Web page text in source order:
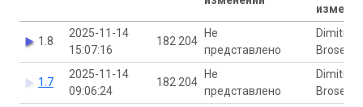
1.8
2025-11-14
15:07:16
182 204
Не
представлено
Dimitri
Brosens
1.7
2025-11-14
09:06:24
182 204
Не
представлено
Dimitri
Brosens